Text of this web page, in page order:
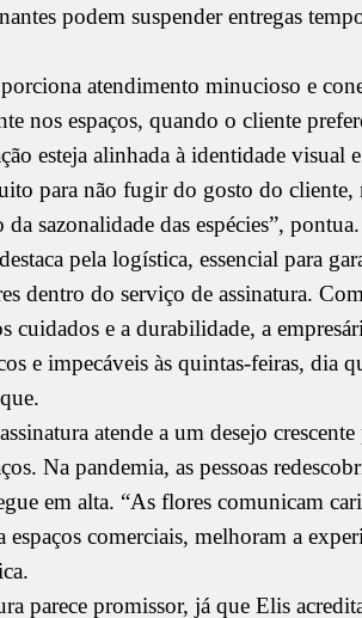
podem suspender entregas
atendimento minucioso e
nos espaços, quando o cliente
esteja alinhada à identidade visual
para não fugir do gosto do cliente,
sazonalidade das espécies”, pontua.
pela logística, essencial para
dentro do serviço de assinatura.
cuidados e a durabilidade, a
e impecáveis às quintas-feiras, dia
atende a um desejo
Na pandemia, as pessoas
em alta. “As flores comunicam
espaços comerciais, melhoram a
parece promissor, já que Elis